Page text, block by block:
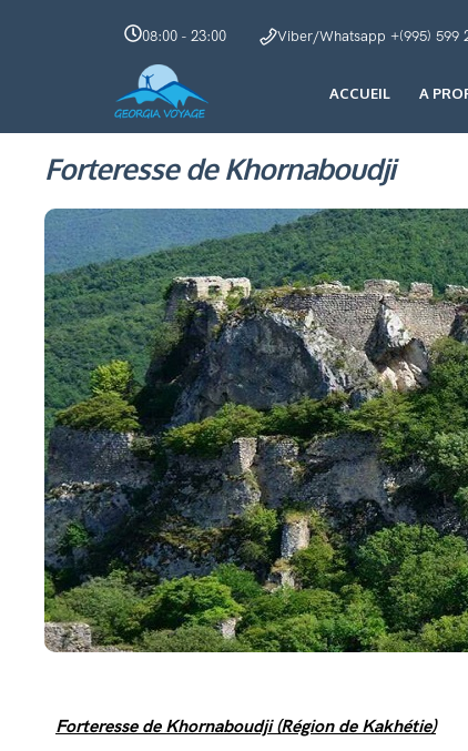
08:00 - 23:00 Viber/Whatsapp +(995) 599
ACCUEIL A
Forteresse de Khornaboudji
Forteresse de Khornaboudji (Région de Kakhétie)